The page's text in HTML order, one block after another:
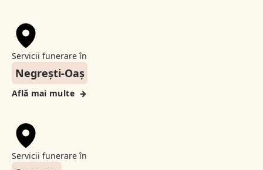
Servicii funerare în
Negrești-Oaș
Află mai multe
Servicii funerare în